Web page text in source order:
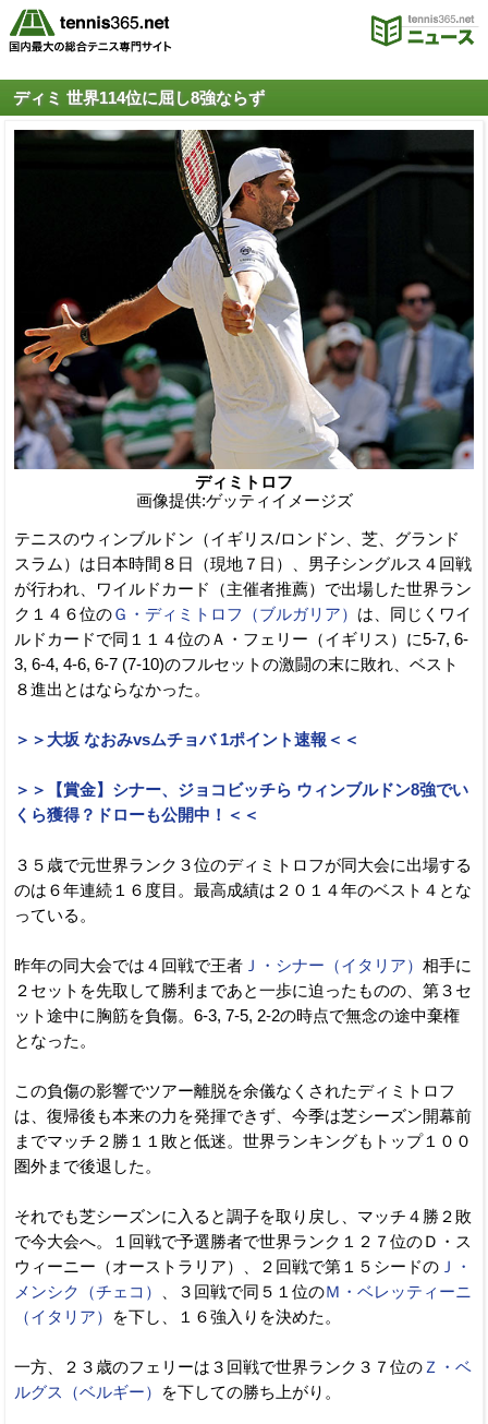
ディミ 世界114位に屈し8強ならず
ディミトロフ
画像提供:ゲッティイメージズ
テニスのウィンブルドン（イギリス/ロンドン、芝、グランド
スラム）は日本時間８日（現地７日）、男子シングルス４回戦
が行われ、ワイルドカード（主催者推薦）で出場した世界ラン
ク１４６位のＧ・ディミトロフ（ブルガリア） は、同じくワイ
ルドカードで同１１４位のＡ・フェリー（イギリス）に5-7, 6-
3, 6-4, 4-6, 6-7 (7-10)のフルセットの激闘の末に敗れ、ベスト
８進出とはならなかった。
＞＞大坂 なおみvsムチョバ 1ポイント速報＜＜
＞＞【賞金】シナー、ジョコビッチら ウィンブルドン8強でい
くら獲得？ドローも公開中！＜＜
３５歳で元世界ランク３位のディミトロフが同大会に出場する
のは６年連続１６度目。最高成績は２０１４年のベスト４とな
っている。
昨年の同大会では４回戦で王者 Ｊ・シナー（イタリア） 相手に
２セットを先取して勝利まであと一歩に迫ったものの、第３セ
ット途中に胸筋を負傷。6-3, 7-5, 2-2の時点で無念の途中棄権
となった。
この負傷の影響でツアー離脱を余儀なくされたディミトロフ
は、復帰後も本来の力を発揮できず、今季は芝シーズン開幕前
までマッチ２勝１１敗と低迷。世界ランキングもトップ１００
圏外まで後退した。
それでも芝シーズンに入ると調子を取り戻し、マッチ４勝２敗
で今大会へ。１回戦で予選勝者で世界ランク１２７位のＤ・ス
ウィーニー（オーストラリア）、２回戦で第１５シードの Ｊ・
メンシク（チェコ）
、３回戦で同５１位のＭ・ベレッティーニ
（イタリア）
を下し、１６強入りを決めた。
一方、２３歳のフェリーは３回戦で世界ランク３７位の Ｚ・ベ
ルグス（ベルギー）
を下しての勝ち上がり。